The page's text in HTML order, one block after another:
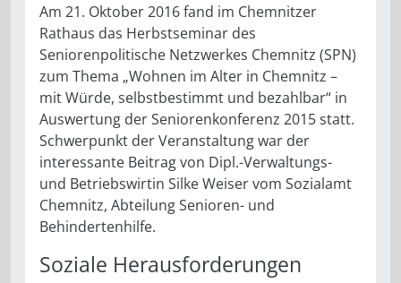
Am 21. Oktober 2016 fand im Chemnitzer
Rathaus das Herbstseminar des
Seniorenpolitische Netzwerkes Chemnitz (SPN)
zum Thema „Wohnen im Alter in Chemnitz –
mit Würde, selbstbestimmt und bezahlbar“ in
Auswertung der Seniorenkonferenz 2015 statt.
Schwerpunkt der Veranstaltung war der
interessante Beitrag von Dipl.-Verwaltungs-
und Betriebswirtin Silke Weiser vom Sozialamt
Chemnitz, Abteilung Senioren- und
Behindertenhilfe.
Soziale Herausforderungen